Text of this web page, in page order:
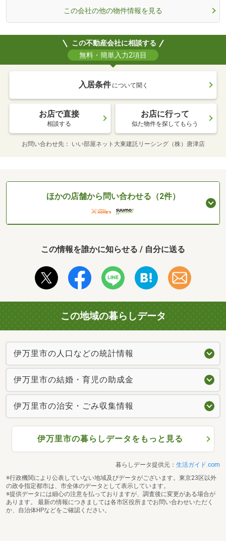
この会社の他の物件情報を見る
この不動産会社に相談する
無料・簡単入力2項目
入居条件 について聞く
お店で直接
相談する
お店に行って
似た物件を探してもらう
お問い合わせ先 いい部屋ネット大東建託リーシング（株）唐津店
ほかの店舗から問い合わせる（2件）
この情報を誰かに知らせる / 自分に送る
この地域の暮らしデータ
伊万里市の人口などの統計情報
伊万里市の結婚・育児の助成金
伊万里市の治安・ごみ収集情報
伊万里市の暮らしデータをもっと見る
暮らしデータ提供元： 生活ガイド.com
※行政機関により公表していない地域及びデータがございます。東京23区以外
の政令指定都市は、市全体のデータとして表示しています。
※提供データには細心の注意を払っておりますが、調査後に変更がある場合が
あります。 最新の情報につきましては各市区役所までお問い合わせいただく
か、自治体HPなどをご確認ください。